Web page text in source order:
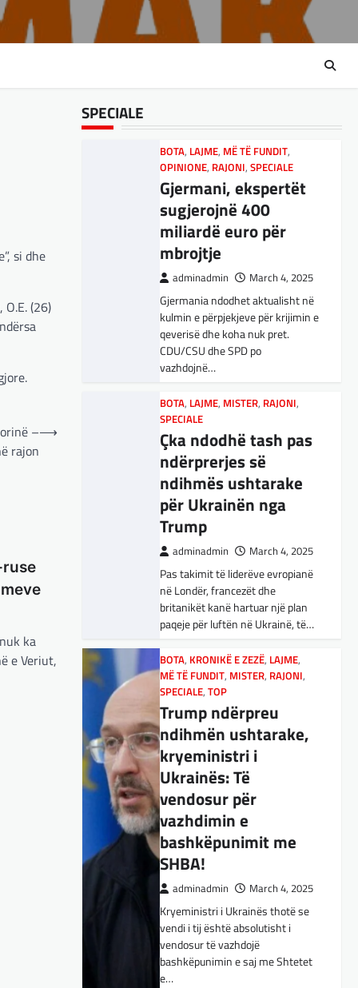
si dhe
(26)
–
rajon
⟶
ka
e Veriut,
SPECIALE
Ukrainën
adminadmin March 5, 2025
BOTA, LAJME, MË TË FUNDIT,
OPINIONE, RAJONI,SPECIALE
Gjermani, ekspertët
sugjerojnë 400
miliardë euro për
mbrojtje
adminadmin March 4, 2025
Gjermania ndodhet aktualisht në
kulmin e përpjekjeve për krijimin e
qeverisë dhe koha nuk pret.
CDU/CSU dhe SPD po
vazhdojnë…
BOTA, LAJME, MISTER, RAJONI,
SPECIALE
Çka ndodhë tash pas
ndërprerjes së
ndihmës ushtarake
për Ukrainën nga
Trump
adminadmin March 4, 2025
Pas takimit të liderëve evropianë
në Londër, francezët dhe
britanikët kanë hartuar një plan
paqeje për luftën në Ukrainë, të…
BOTA, KRONIKË E ZEZË, LAJME,
MË TË FUNDIT, MISTER, RAJONI,
SPECIALE,TOP
Trump ndërpreu
ndihmën ushtarake,
kryeministri i
Ukrainës: Të
vendosur për
vazhdimin e
bashkëpunimit me
SHBA!
adminadmin March 4, 2025
Kryeministri i Ukrainës thotë se
vendi i tij është absolutisht i
vendosur të vazhdojë
bashkëpunimin e saj me Shtetet
e…
Përparimi i DeepSeek
AI është për t’u
është një shembull i rritjes së
kompanive kineze të inteligjencës
artificiale (AI). Përparimi i
aplikacionit kinez…
BOTA,KULTURË,LAJME,
MË TË FUNDIT,MISTER,OPINIONE
RAJONI,SPECIALE
UNCATEGORIZED
Rend i ri, kërcënimet
e Trump e kanë
shkundur Europën
adminadmin March 3, 2025
Nga Preç Zogaj Me rikthimin e
Presidenti Tramp po e trondit
status-quonë ndërkombëtare të
miqësive,…
FUN,KULTURË ,LAJME,MISTER,
OPINIONE,SPECIALE
Kuvendi i Lezhës dhe
konteksti aktual
gjeopolitik i
shqiptarëve
adminadmin March 3, 2025
Kuvendi i Lezhës i vitit 1444
është një ngjarje historike që
edhe sot prodhon mesazhe
rëndësishme për kombin
shqiptar. Ky…
BOTA,KULTURË,LAJME,
MË TË FUNDIT OPINIONE ,RAJONI
SPECIALE,TOP
E megjithatë
Amerika është
opsioni më i mirë për
shqiptarët
adminadmin
Nga Dritan Hila Vështirë se
ndonjë shqiptar që ndjek sadopak
politikën e jashtme, pas takimit
Trump-Zhelenski, nuk ka
menduar: Po…